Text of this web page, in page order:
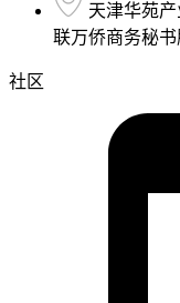
天津华苑产
联万侨商务秘
社区